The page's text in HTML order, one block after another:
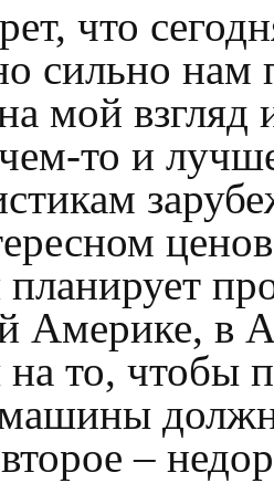
что
сильно
мой взгляд
то и
Америке, в
то, чтобы
–